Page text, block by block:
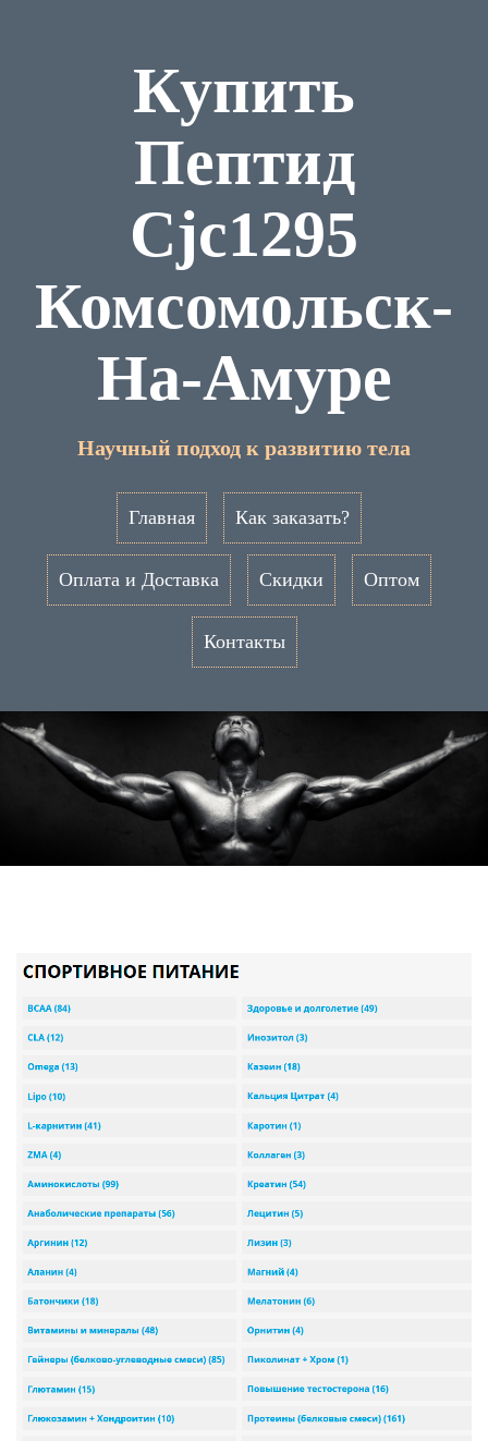
Купить
Пептид
Cjc1295
Комсомольск-
На-Амуре
Научный подход к развитию тела
Главная Как заказать?
Оплата и Доставка Скидки Оптом
Контакты